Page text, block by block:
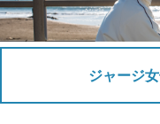
ジャージ